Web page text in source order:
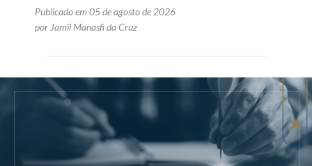
Publicado em 05 de agosto de 2026
por Jamil Manasfi da Cruz